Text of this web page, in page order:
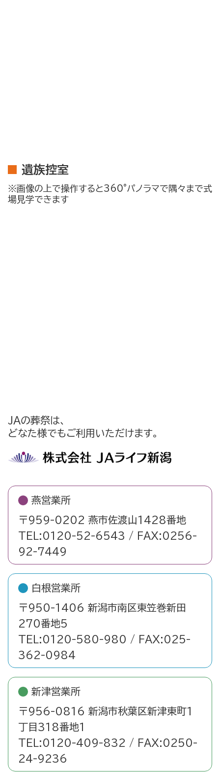
遺族控室
※画像の上で操作すると360°パノラマで隅々まで式
場見学できます
JAの葬祭は、
どなた様でもご利用いただけます。
燕営業所
〒959-0202 燕市佐渡山1428番地
TEL:0120-52-6543 / FAX:0256-
92-7449
白根営業所
〒950-1406 新潟市南区東笠巻新田
270番地5
TEL:0120-580-980 / FAX:025-
362-0984
新津営業所
〒956-0816 新潟市秋葉区新津東町1
丁目318番地1
TEL:0120-409-832 / FAX:0250-
24-9236